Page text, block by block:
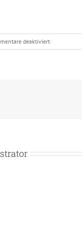
deaktiviertfür
A2_5